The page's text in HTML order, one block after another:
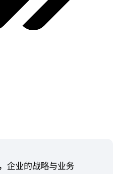
企业的战略与业务